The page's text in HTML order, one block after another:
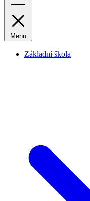
Menu
Základní škola